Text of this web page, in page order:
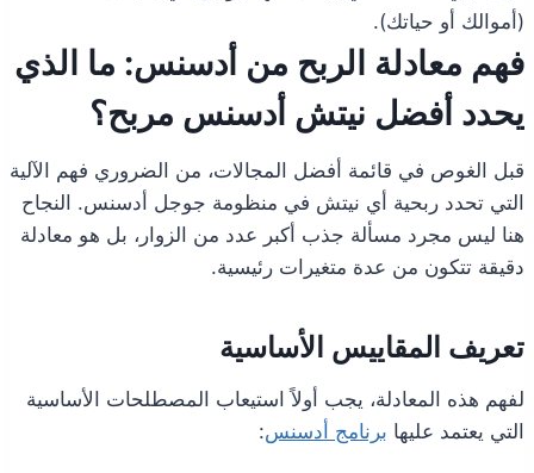
(أموالك أو حياتك).
فهم معادلة الربح من أدسنس: ما الذي
يحدد أفضل نيتش أدسنس مربح؟
قبل الغوص في قائمة أفضل المجالات، من الضروري فهم الآلية
التي تحدد ربحية أي نيتش في منظومة جوجل أدسنس. النجاح
هنا ليس مجرد مسألة جذب أكبر عدد من الزوار، بل هو معادلة
دقيقة تتكون من عدة متغيرات رئيسية.
تعريف المقاييس الأساسية
لفهم هذه المعادلة، يجب أولاً استيعاب المصطلحات الأساسية
التي يعتمد عليها برنامج أدسنس: